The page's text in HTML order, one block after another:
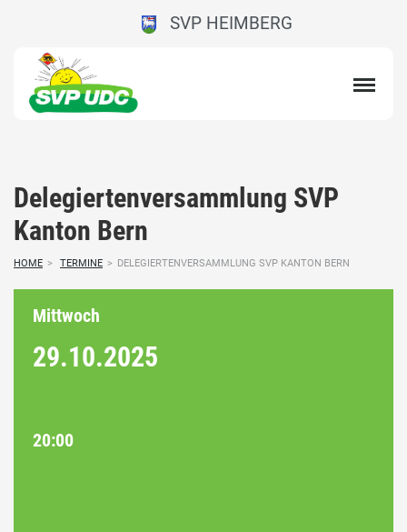
SVP HEIMBERG
Delegiertenversammlung SVP
Kanton Bern
HOME > TERMINE > DELEGIERTENVERSAMMLUNG SVP KANTON BERN
Mittwoch
29.10.2025
20:00